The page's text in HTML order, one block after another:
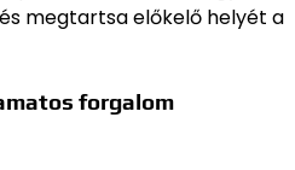
megtartsa előkelő helyét a
forgalom